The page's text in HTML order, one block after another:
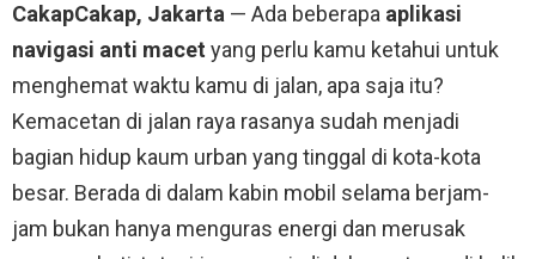
CakapCakap, Jakarta — Ada beberapa aplikasi
navigasi anti macet yang perlu kamu ketahui untuk
menghemat waktu kamu di jalan, apa saja itu?
Kemacetan di jalan raya rasanya sudah menjadi
bagian hidup kaum urban yang tinggal di kota-kota
besar. Berada di dalam kabin mobil selama berjam-
jam bukan hanya menguras energi dan merusak